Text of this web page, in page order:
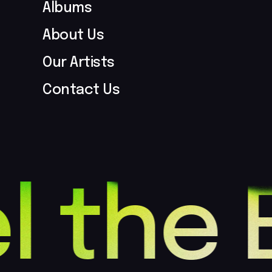
Albums
About Us
Our Artists
Contact Us
the